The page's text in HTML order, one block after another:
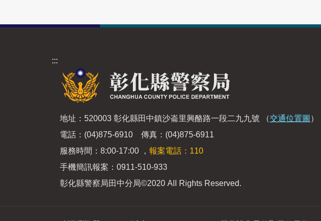
:::
地址：520003 彰化縣田中鎮沙崙里興酪路一段二九九號 （交通位置圖 ）
電話：(04)875-6910 傳真：(04)875-6911
服務時間：8:00-17:00 ， 報案電話：110
手機簡訊報案：0911-510-933
彰化縣警察局田中分局©2020 All Rights Reserved.